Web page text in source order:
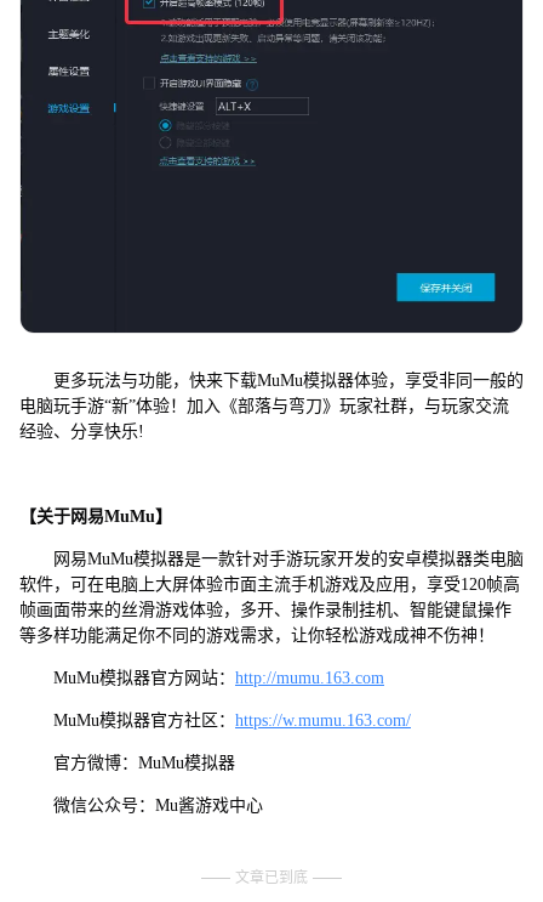
更多玩法与功能，快来下载MuMu模拟器体验，享受非同一般的
电脑玩手游“新”体验！加入《部落与弯刀》玩家社群，与玩家交流
经验、分享快乐!
【关于网易MuMu】
网易MuMu模拟器是一款针对手游玩家开发的安卓模拟器类电脑
软件，可在电脑上大屏体验市面主流手机游戏及应用，享受120帧高
帧画面带来的丝滑游戏体验，多开、操作录制挂机、智能键鼠操作
等多样功能满足你不同的游戏需求，让你轻松游戏成神不伤神！
MuMu模拟器官方网站： http://mumu.163.com
MuMu模拟器官方社区： https://w.mumu.163.com/
官方微博：MuMu模拟器
微信公众号：Mu酱游戏中心
文章已到底